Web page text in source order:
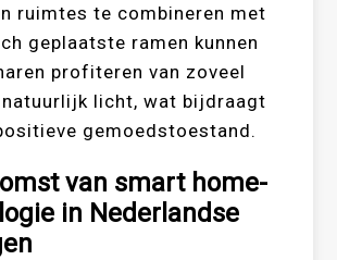
ruimtes te combineren met
geplaatste ramen kunnen
profiteren van zoveel
licht, wat bijdraagt
gemoedstoestand.
van smart home-
in Nederlandse